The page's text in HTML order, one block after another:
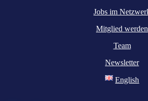
Jobs im
Mitglied werden
Team
Newsletter
English